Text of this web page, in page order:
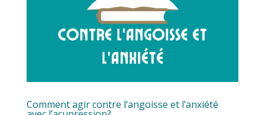
Comment agir contre l’angoisse et l’anxiété